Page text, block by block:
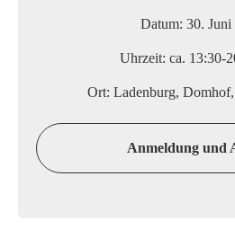
Datum: 30. Juni
Uhrzeit: ca. 13:30-
Ort: Ladenburg,
Anmeldung und